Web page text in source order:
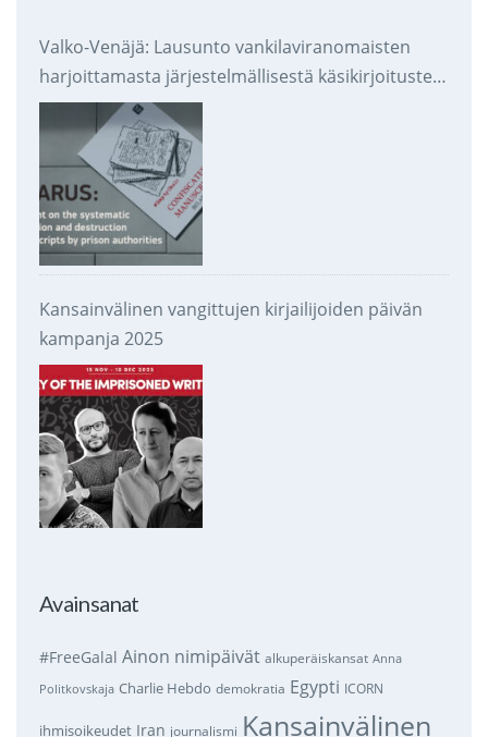
Valko-Venäjä: Lausunto vankilaviranomaisten
harjoittamasta järjestelmällisestä käsikirjoitusten
takavarikoinnista ja tuhoamisesta
Kansainvälinen vangittujen kirjailijoiden päivän
kampanja 2025
Avainsanat
#FreeGalal Ainon nimipäivät alkuperäiskansat Anna
Politkovskaja Charlie Hebdo demokratia Egypti ICORN
ihmisoikeudet Iran journalismi Kansainvälinen